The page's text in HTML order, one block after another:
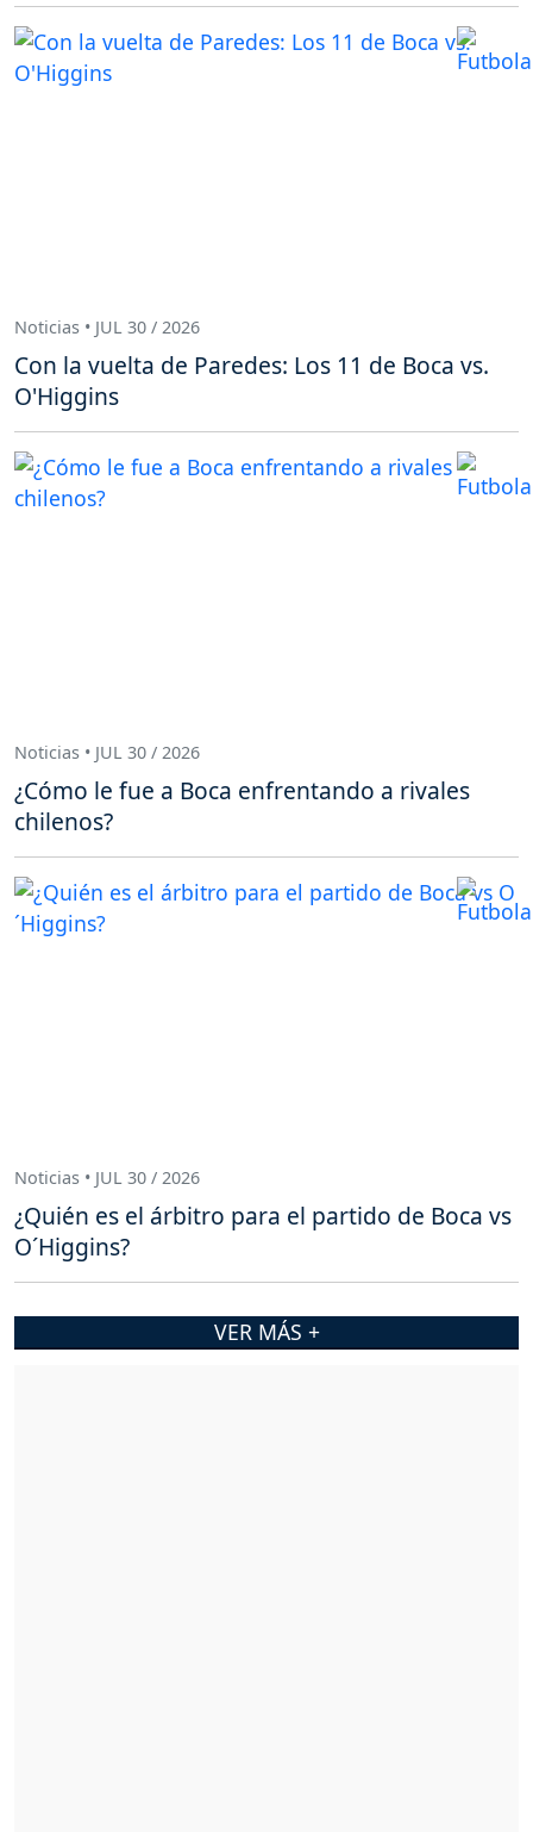
Noticias • JUL 30 / 2026
Con la vuelta de Paredes: Los 11 de Boca vs.
O'Higgins
Noticias • JUL 30 / 2026
¿Cómo le fue a Boca enfrentando a rivales
chilenos?
Noticias • JUL 30 / 2026
¿Quién es el árbitro para el partido de Boca vs
O´Higgins?
VER MÁS +